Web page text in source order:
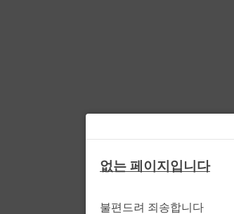
없는 페이지입니다
불편드려 죄송합니다